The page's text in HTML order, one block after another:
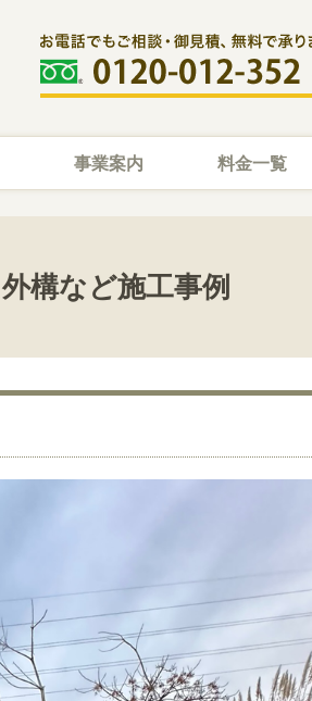
事業案内 料金一覧
外構など施工事例